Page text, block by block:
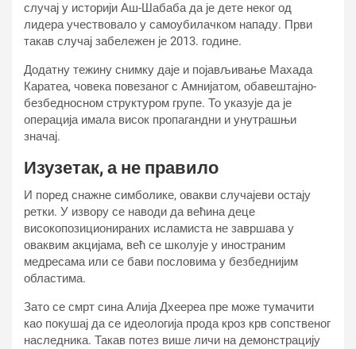
случај у историји Аш-Шабаба да је дете неког од
лидера учествовало у самоубилачком нападу. Први
такав случај забележен је 2013. године.
Додатну тежину снимку даје и појављивање Махада
Каратеа, човека повезаног с Амнијатом, обавештајно-
безбедносном структуром групе. То указује да је
операција имала висок пропагандни и унутрашњи
значај.
Изузетак, а не правило
И поред снажне симболике, овакви случајеви остају
ретки. У извору се наводи да већина деце
високопозиционираних исламиста не завршава у
оваквим акцијама, већ се школује у иностраним
медресама или се бави пословима у безбеднијим
областима.
Зато се смрт сина Алија Дхеереа пре може тумачити
као покушај да се идеологија прода кроз крв сопственог
наследника. Такав потез више личи на демонстрацију